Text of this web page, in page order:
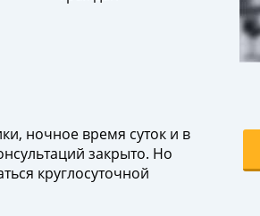
ночное время суток и в
закрыто. Но
круглосуточной